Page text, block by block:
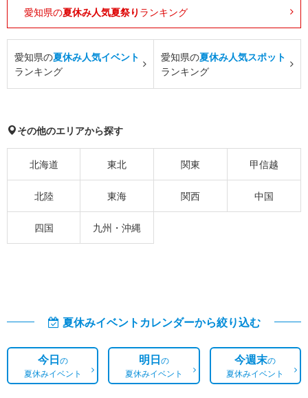
愛知県の夏休み人気夏祭り ランキング
愛知県の夏休み人気イベント
ランキング
愛知県の夏休み人気スポット
ランキング
その他のエリアから探す
北海道 東北 関東 甲信越
北陸 東海 関西 中国
四国 九州・沖縄
夏休みイベントカレンダーから絞り込む
今日の
夏休みイベント
明日の
夏休みイベント
今週末の
夏休みイベント